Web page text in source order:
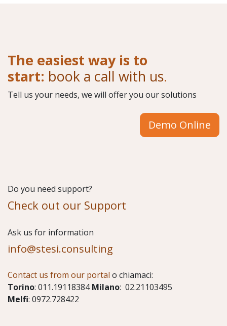
The easiest way is to
start: book a call with us.
Tell us your needs, we will offer you our solutions
Demo Online
Do you need support?
Check out our Support
​Ask us for information
info@stesi.consulting
Contact us from our portal o chiamaci:
Torino: 011.19118384Milano: 02.21103495
Melfi: 0972.728422